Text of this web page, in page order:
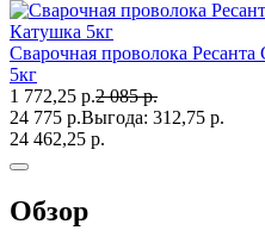
Сварочная проволока
5кг
1 772,25 р.2 085 р.
24 775 р.Выгода: 312,75 р.
24 462,25 р.
Обзор